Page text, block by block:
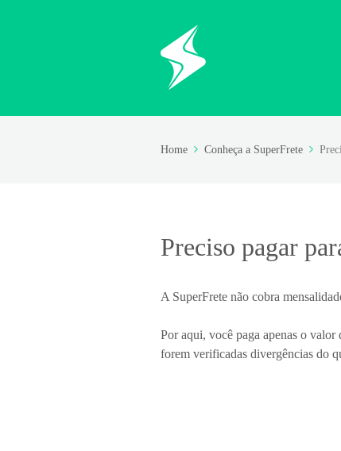
Home Conheça a SuperFrete
Preciso pagar
A SuperFrete não cobra
Por aqui, você paga apenas o
forem verificadas divergências do